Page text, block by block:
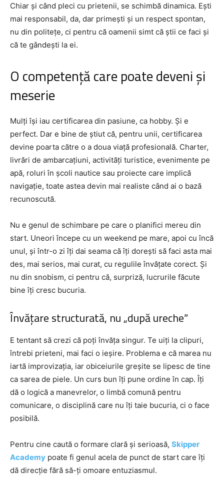
Chiar și când pleci cu prietenii, se schimbă dinamica. Ești
mai responsabil, da, dar primești și un respect spontan,
nu din politețe, ci pentru că oamenii simt că știi ce faci și
că te gândești la ei.
O competență care poate deveni și
meserie
Mulți își iau certificarea din pasiune, ca hobby. Și e
perfect. Dar e bine de știut că, pentru unii, certificarea
devine poarta către o a doua viață profesională. Charter,
livrări de ambarcațiuni, activități turistice, evenimente pe
apă, roluri în școli nautice sau proiecte care implică
navigație, toate astea devin mai realiste când ai o bază
recunoscută.
Nu e genul de schimbare pe care o planifici mereu din
start. Uneori începe cu un weekend pe mare, apoi cu încă
unul, și într-o zi îți dai seama că îți dorești să faci asta mai
des, mai serios, mai curat, cu regulile învățate corect. Și
nu din snobism, ci pentru că, surpriză, lucrurile făcute
bine îți cresc bucuria.
Învățare structurată, nu „după ureche”
E tentant să crezi că poți învăța singur. Te uiți la clipuri,
întrebi prieteni, mai faci o ieșire. Problema e că marea nu
iartă improvizația, iar obiceiurile greșite se lipesc de tine
ca sarea de piele. Un curs bun îți pune ordine în cap. Îți
dă o logică a manevrelor, o limbă comună pentru
comunicare, o disciplină care nu îți taie bucuria, ci o face
posibilă.
Pentru cine caută o formare clară și serioasă, Skipper
Academy poate fi genul acela de punct de start care îți
dă direcție fără să-ți omoare entuziasmul.